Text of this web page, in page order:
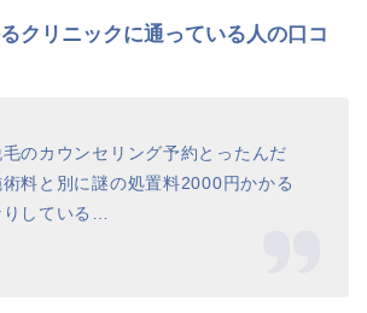
クリニックに通っている人の口コ
のカウンセリング予約とったんだ
料と別に謎の処置料2000円かかる
りしている…